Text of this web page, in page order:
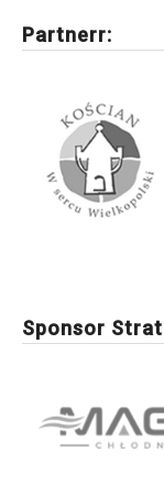
Partnerr:
Sponsor